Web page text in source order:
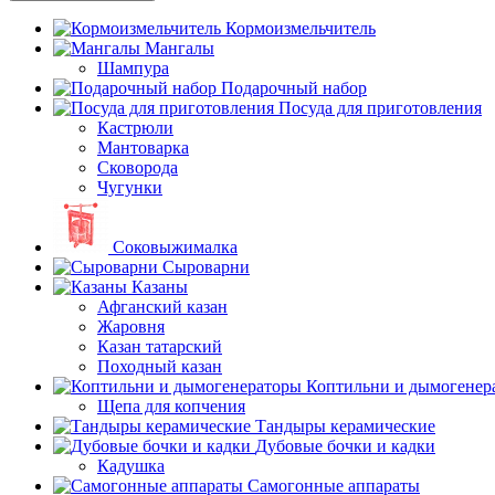
Кормоизмельчитель
Мангалы
Шампура
Подарочный набор
Посуда для приготовления
Кастрюли
Мантоварка
Сковорода
Чугунки
Соковыжималка
Сыроварни
Казаны
Афганский казан
Жаровня
Казан татарский
Походный казан
Коптильни и
Щепа для копчения
Тандыры керамические
Дубовые бочки и кадки
Кадушка
Самогонные аппараты